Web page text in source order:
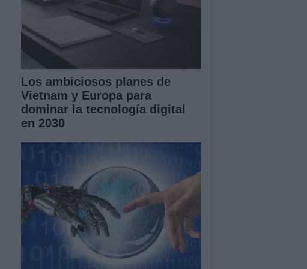
Los ambiciosos planes de
Vietnam y Europa para
dominar la tecnología digital
en 2030